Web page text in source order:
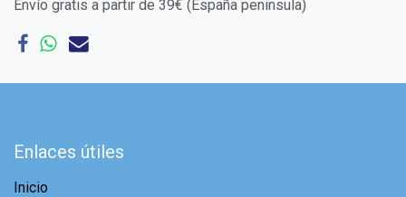
Envío gratis a partir de 39€ (España peninsula)
Enlaces útiles
Inicio